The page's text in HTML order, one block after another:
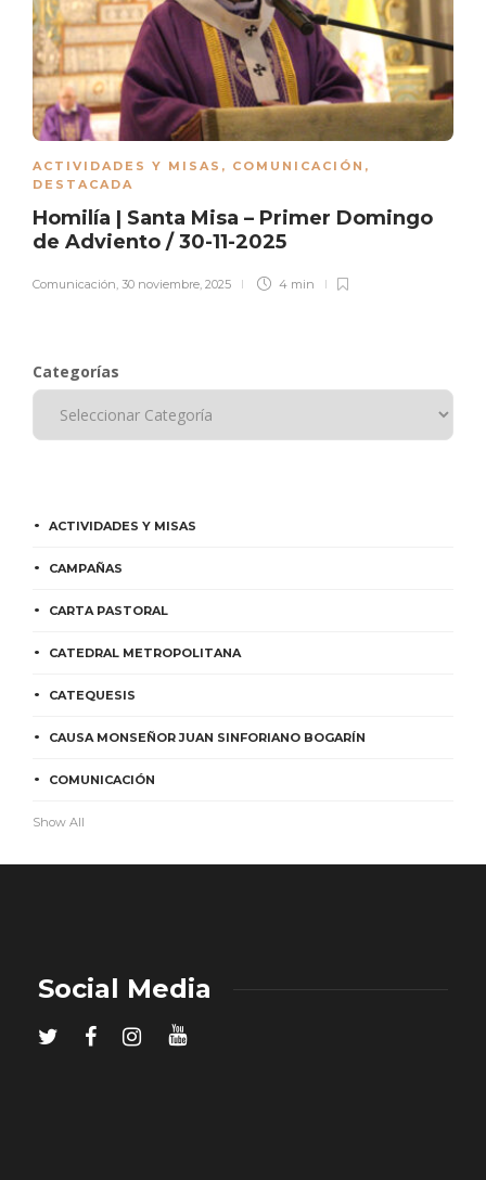
ACTIVIDADES Y MISAS , COMUNICACIÓN ,
DESTACADA
Homilía | Santa Misa – Primer Domingo
de Adviento / 30-11-2025
Comunicación, 30 noviembre, 2025 4 min
Categorías
ACTIVIDADES Y MISAS
CAMPAÑAS
CARTA PASTORAL
CATEDRAL METROPOLITANA
CATEQUESIS
CAUSA MONSEÑOR JUAN SINFORIANO BOGARÍN
COMUNICACIÓN
Show All
Social Media